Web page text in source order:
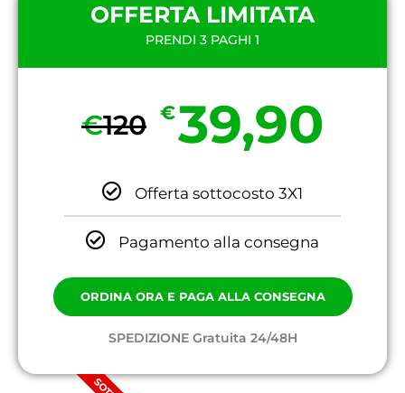
OFFERTA LIMITATA
PRENDI 3 PAGHI 1
€120 €39,90
Offerta sottocosto 3X1
Pagamento alla consegna
ORDINA ORA E PAGA ALLA CONSEGNA
SPEDIZIONE Gratuita 24/48H